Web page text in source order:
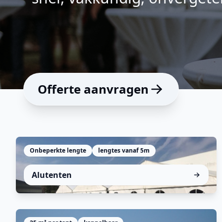
Offerte aanvragen
Onbeperkte lengte lengtes vanaf 5m
Veelzijdig, stevig, ideaal voor elk event. Perfect
voor feesten, beurzen en meer!
Alutenten